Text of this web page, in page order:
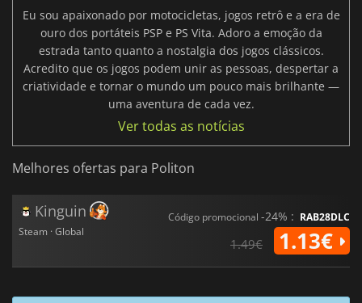
Eu sou apaixonado por motocicletas, jogos retrô e a era de
ouro dos portáteis PSP e PS Vita. Adoro a emoção da
estrada tanto quanto a nostalgia dos jogos clássicos.
Acredito que os jogos podem unir as pessoas, despertar a
criatividade e tornar o mundo um pouco mais brilhante —
uma aventura de cada vez.
Ver todas as notícias
Melhores ofertas para Politon
Kinguin
Steam · Global
Código promocional -24% : RAB28DLC
1.49€ 1.13€